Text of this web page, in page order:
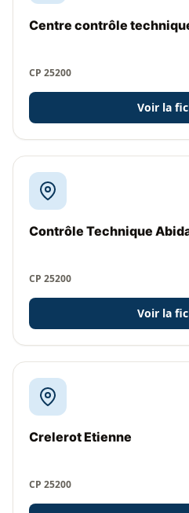
Centre contrôle
CP 25200
Voir la
Contrôle Technique
CP 25200
Voir la
Crelerot Etienne
CP 25200